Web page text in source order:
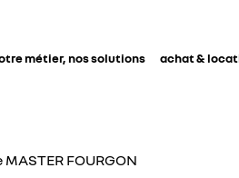
métier, nos solutions achat &
FOURGON